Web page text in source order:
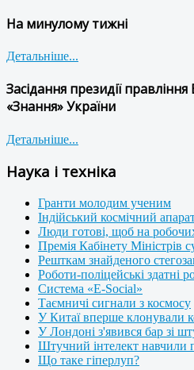
На минулому тижні
Детальніше...
Засідання президії
«Знання» України
Детальніше...
Наука і техніка
Гранти молодим ученим
Індійський космічний
Люди готові, щоб на
Премія Кабінету Міністрів
Решткам знайденого
Роботи-поліцейські здатні
Система «E-Social»
Таємничі сигнали з космосу
У Китаї вперше клонували
У Лондоні з'явився бар зі
Штучний інтелект навчили
Що таке гіперлуп?